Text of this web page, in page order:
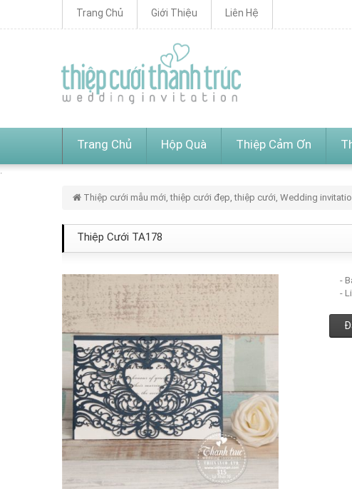
Trang Chủ Giới Thiệu Liên Hệ
Trang Chủ Hộp Quà Thiệp Cảm Ơn
Thiệp cưới mẫu mới, thiệp cưới đẹp, thiệp cưới, Wedding
Thiệp Cưới TA178
-
-